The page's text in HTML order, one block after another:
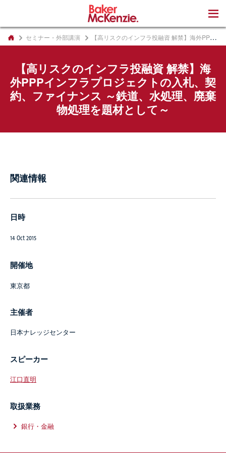
セミナー・外部講演 【高リスクのインフラ投融資 解禁】海外PPPインフラプロジェクトの入札、契約、ファイナンス ～鉄道、水処理、廃棄物処理を題材として～
【高リスクのインフラ投融資 解禁】海
外PPPインフラプロジェクトの入札、契
約、ファイナンス ～鉄道、水処理、廃棄
物処理を題材として～
関連情報
日時
14 Oct 2015
開催地
東京都
主催者
日本ナレッジセンター
スピーカー
江口直明
取扱業務
銀行・金融